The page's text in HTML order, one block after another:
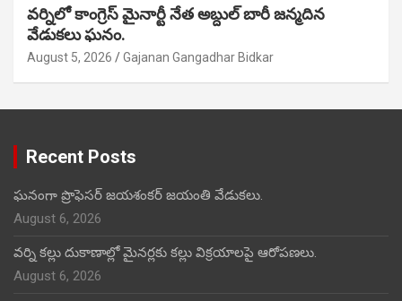
వర్నిలో కాంగ్రెస్ మైనార్టీ నేత అబ్దుల్ బారీ జన్మదిన
వేడుకలు ఘనం.
August 5, 2026 Gajanan Gangadhar Bidkar
Recent Posts
ఘనంగా ప్రొఫెసర్ జయశంకర్ జయంతి వేడుకలు.
August 6, 2026
వర్ని కల్లు దుకాణాల్లో మైనర్లకు కల్లు విక్రయాలపై ఆరోపణలు.
August 6, 2026